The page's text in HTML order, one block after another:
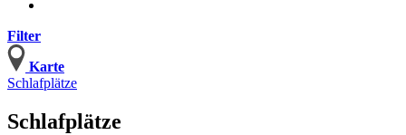
Filter
Karte
Schlafplätze
Schlafplätze